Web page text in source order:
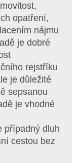
opatření,
nájmu
je dobré
rejstříku
je důležité
sepsanou
je vhodné
případný dluh
cestou bez